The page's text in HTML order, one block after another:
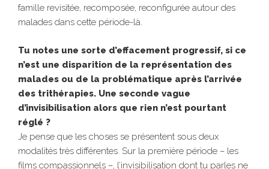
famille revisitée, recomposée, reconfigurée autour des
malades dans cette période-là.
Tu notes une sorte d’effacement progressif, si ce
n’est une disparition de la représentation des
malades ou de la problématique après l’arrivée
des trithérapies. Une seconde vague
d’invisibilisation alors que rien n’est pourtant
réglé ?
Je pense que les choses se présentent sous deux
modalités très différentes. Sur la première période – les
films compassionnels –, l’invisibilisation dont tu parles ne